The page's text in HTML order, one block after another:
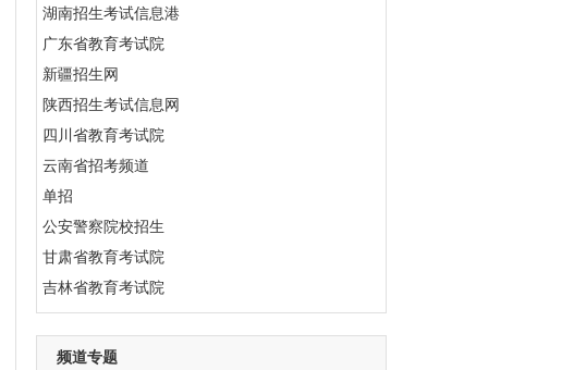
湖南招生考试信息港
广东省教育考试院
新疆招生网
陕西招生考试信息网
四川省教育考试院
云南省招考频道
单招
公安警察院校招生
甘肃省教育考试院
吉林省教育考试院
频道专题